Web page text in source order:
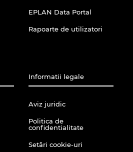
EPLAN Data Portal
Rapoarte de utilizatori
Informatii legale
Aviz juridic
Politica de
confidentialitate
Setări cookie-uri